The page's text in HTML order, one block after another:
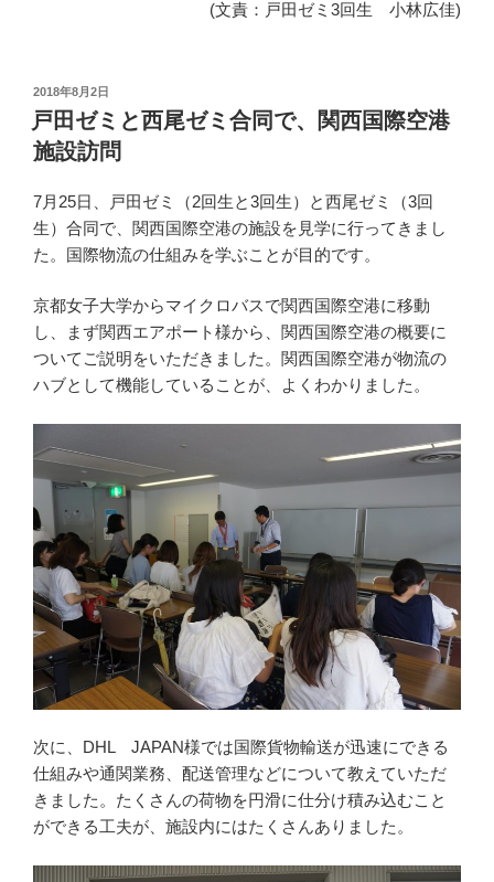
(文責：戸田ゼミ3回生 小林広佳)
投
稿
日:
2018年8月2日
戸田ゼミと西尾ゼミ合同で、関西国際空港
施設訪問
7月25日、戸田ゼミ（2回生と3回生）と西尾ゼミ（3回
生）合同で、関西国際空港の施設を見学に行ってきまし
た。国際物流の仕組みを学ぶことが目的です。
京都女子大学からマイクロバスで関西国際空港に移動
し、まず関西エアポート様から、関西国際空港の概要に
ついてご説明をいただきました。関西国際空港が物流の
ハブとして機能していることが、よくわかりました。
次に、DHL JAPAN様では国際貨物輸送が迅速にできる
仕組みや通関業務、配送管理などについて教えていただ
きました。たくさんの荷物を円滑に仕分け積み込むこと
ができる工夫が、施設内にはたくさんありました。